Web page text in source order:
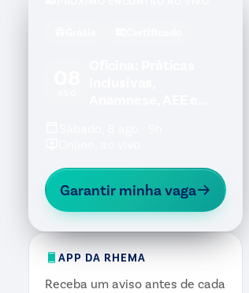
Garantir minha vaga
APP DA RHEMA
Receba um aviso antes de cada